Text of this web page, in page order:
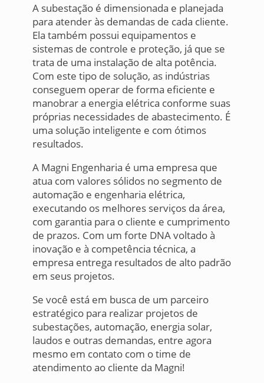
A subestação é dimensionada e planejada
para atender às demandas de cada cliente.
Ela também possui equipamentos e
sistemas de controle e proteção, já que se
trata de uma instalação de alta potência.
Com este tipo de solução, as indústrias
conseguem operar de forma eficiente e
manobrar a energia elétrica conforme suas
próprias necessidades de abastecimento. É
uma solução inteligente e com ótimos
resultados.
A Magni Engenharia é uma empresa que
atua com valores sólidos no segmento de
automação e engenharia elétrica,
executando os melhores serviços da área,
com garantia para o cliente e cumprimento
de prazos. Com um forte DNA voltado à
inovação e à competência técnica, a
empresa entrega resultados de alto padrão
em seus projetos.
Se você está em busca de um parceiro
estratégico para realizar projetos de
subestações, automação, energia solar,
laudos e outras demandas, entre agora
mesmo em contato com o time de
atendimento ao cliente da Magni!